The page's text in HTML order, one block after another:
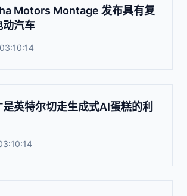
Motors Montage 发布具有复
动汽车
英特尔切走生成式AI蛋糕的利